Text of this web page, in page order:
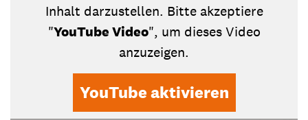
Inhalt darzustellen. Bitte akzeptiere
"YouTube Video", um dieses Video
anzuzeigen.
YouTube aktivieren